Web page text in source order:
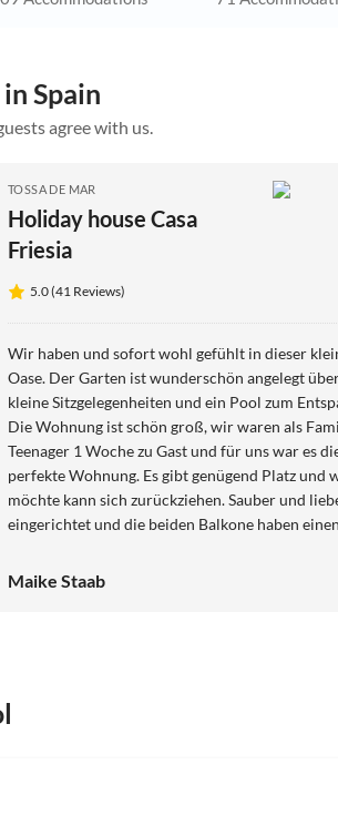
Spain
agree with us.
TOSSA DE MAR
Holiday house Casa
Friesia
5.0 (41 Reviews)
Wir haben und sofort wohl gefühlt in dieser
Oase. Der Garten ist wunderschön angelegt
kleine Sitzgelegenheiten und ein Pool zum
Die Wohnung ist schön groß, wir waren als Familie mit 2
Teenager 1 Woche zu Gast und für uns war es
perfekte Wohnung. Es gibt genügend Platz und
möchte kann sich zurückziehen. Sauber und liebevoll
eingerichtet und die beiden Balkone haben einen
begeistert und hatten eine tolle Zeit.
Maike Staab